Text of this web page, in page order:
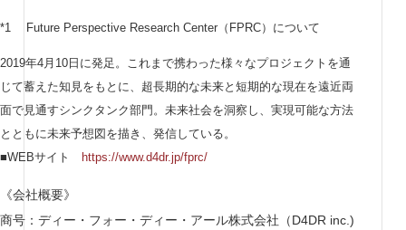
*1 Future Perspective Research Center（FPRC）について
2019年4月10日に発足。これまで携わった様々なプロジェクトを通
じて蓄えた知見をもとに、超長期的な未来と短期的な現在を遠近両
面で見通すシンクタンク部門。未来社会を洞察し、実現可能な方法
とともに未来予想図を描き、発信している。
■WEBサイト https://www.d4dr.jp/fprc/
《会社概要》
商号：ディー・フォー・ディー・アール株式会社（D4DR inc.)